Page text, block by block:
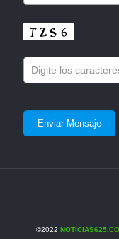
©2022 NOTICIAS625.CO